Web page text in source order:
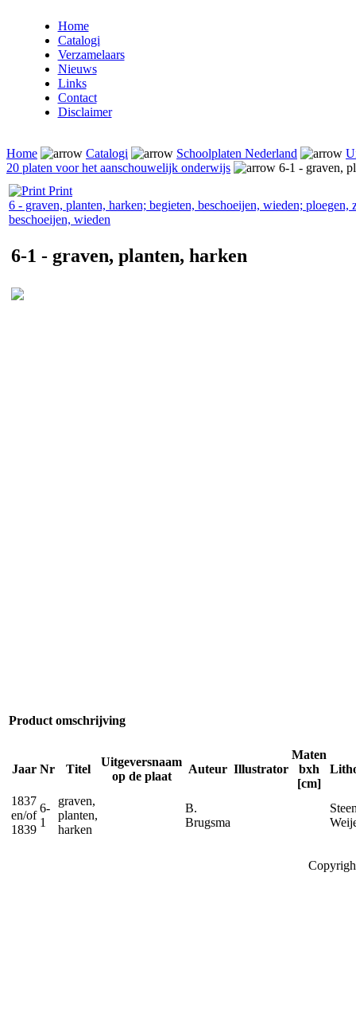
Home
Catalogi
Verzamelaars
Nieuws
Links
Contact
Disclaimer
Home Catalogi Schoolplaten Nederland
20 platen voor het aanschouwelijk onderwijs
6-1 - graven,
Print
6 - graven, planten, harken; begieten, beschoeijen, wieden; ploegen,
beschoeijen, wieden
6-1 - graven, planten, harken
Product omschrijving
Jaar Nr Titel
Uitgeversnaam
op de plaat
Auteur Illustrator
Maten
bxh
[cm]
1837
en/of
1839
6-
1
graven,
planten,
harken
B.
Brugsma